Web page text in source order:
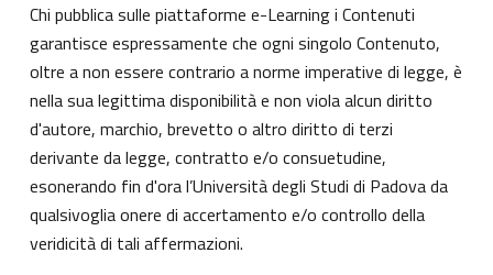
Chi pubblica sulle piattaforme e-Learning i Contenuti
garantisce espressamente che ogni singolo Contenuto,
oltre a non essere contrario a norme imperative di legge, è
nella sua legittima disponibilità e non viola alcun diritto
d'autore, marchio, brevetto o altro diritto di terzi
derivante da legge, contratto e/o consuetudine,
esonerando fin d'ora l’Università degli Studi di Padova da
qualsivoglia onere di accertamento e/o controllo della
veridicità di tali affermazioni.